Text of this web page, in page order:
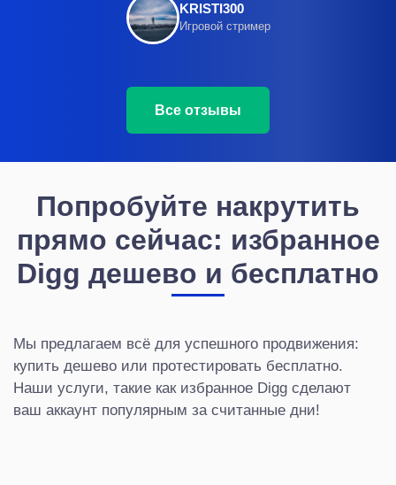
KRISTI300
Игровой стример
Все отзывы
Попробуйте накрутить
прямо сейчас: избранное
Digg дешево и бесплатно
Мы предлагаем всё для успешного продвижения:
купить дешево или протестировать бесплатно.
Наши услуги, такие как избранное Digg сделают
ваш аккаунт популярным за считанные дни!